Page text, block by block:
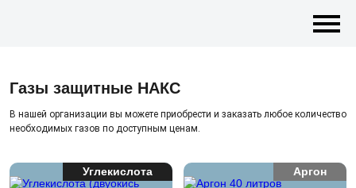
Газы защитные НАКС
В нашей организации вы можете приобрести и заказать любое количество
необходимых газов по доступным ценам.
Углекислота Аргон